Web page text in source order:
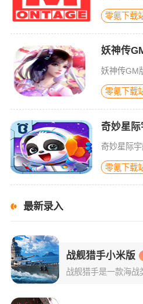
零氪下载
妖神传
零氪下载
奇妙星际
零氪下载
最新录入
战舰猎手小米版